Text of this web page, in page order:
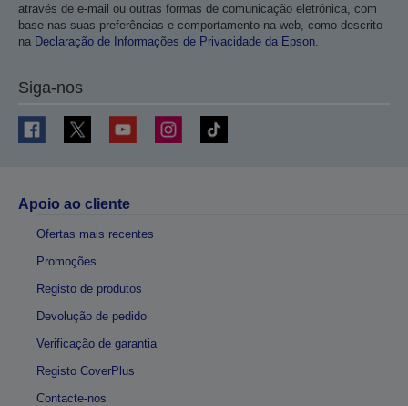
através de e-mail ou outras formas de comunicação eletrónica, com
base nas suas preferências e comportamento na web, como descrito
na Declaração de Informações de Privacidade da Epson.
Siga-nos
Apoio ao cliente
Ofertas mais recentes
Promoções
Registo de produtos
Devolução de pedido
Verificação de garantia
Registo CoverPlus
Contacte-nos